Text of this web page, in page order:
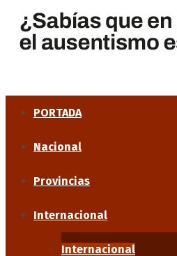
PORTADA
Nacional
Provincias
Internacional
Internacional